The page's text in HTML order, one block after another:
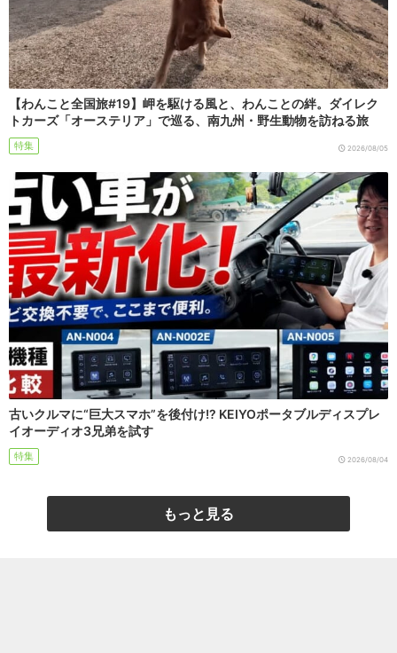
【わんこと全国旅#19】岬を駆ける風と、わんことの絆。ダイレク
トカーズ「オーステリア」で巡る、南九州・野生動物を訪ねる旅
特集 2026/08/05
古いクルマに“巨大スマホ”を後付け!? KEIYOポータブルディスプレ
イオーディオ3兄弟を試す
特集 2026/08/04
もっと見る